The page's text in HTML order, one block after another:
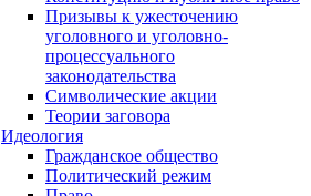
Призывы к ужесточению
уголовного и уголовно-
процессуального
законодательства
Символические акции
Теории заговора
Идеология
Гражданское общество
Политический режим